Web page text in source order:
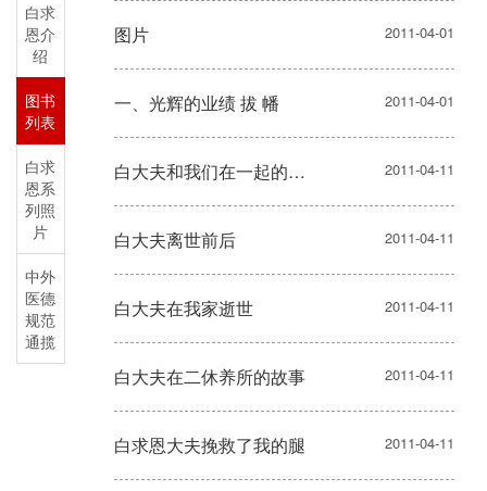
白求
恩介
绍
图书
列表
白求
恩系
列照
片
中外
医德
规范
通揽
图片 2011-04-01
一、光辉的业绩 拔 幡 2011-04-01
白大夫和我们在一起的日子 2011-04-11
白大夫离世前后 2011-04-11
白大夫在我家逝世 2011-04-11
白大夫在二休养所的故事 2011-04-11
白求恩大夫挽救了我的腿 2011-04-11